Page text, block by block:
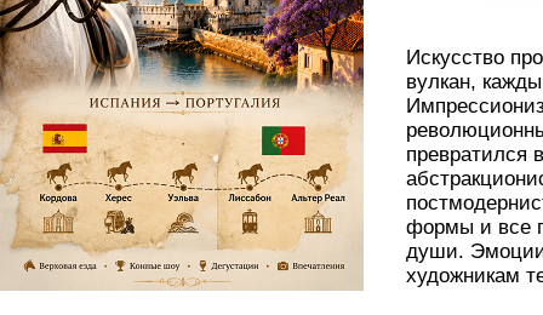
Искусство
вулкан,
превратился
формы и все
души. Эмоции,
художникам